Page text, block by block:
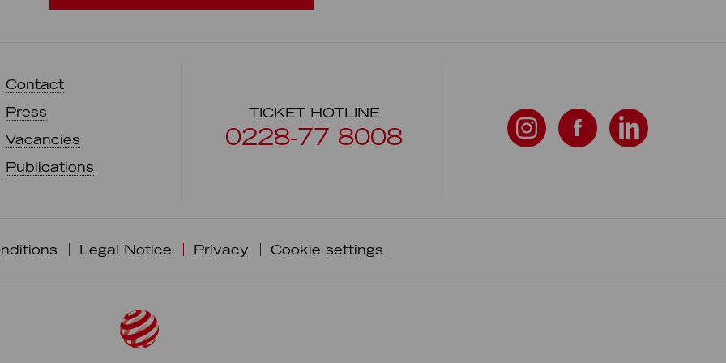
Contact
Press
Vacancies
Publications
TICKET HOTLINE
0228-77 8008
Legal Notice Privacy Cookie settings